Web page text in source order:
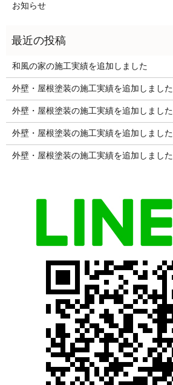
お知らせ
和風の家の施工実績を追加しました
外壁・屋根塗装の施工実績を追加しました
外壁・屋根塗装の施工実績を追加しました
外壁・屋根塗装の施工実績を追加しました
外壁・屋根塗装の施工実績を追加しました